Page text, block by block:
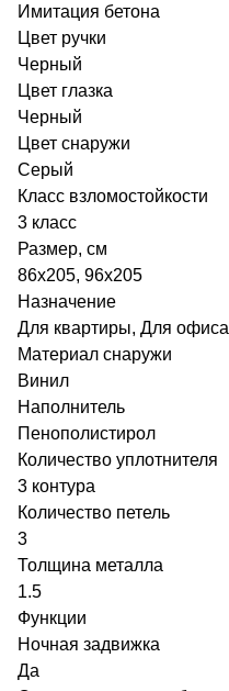
Имитация бетона
Цвет ручки
Черный
Цвет глазка
Черный
Цвет снаружи
Серый
Класс взломостойкости
3 класс
Размер, cм
86x205, 96x205
Назначение
Для квартиры, Для офиса
Материал снаружи
Винил
Наполнитель
Пенополистирол
Количество уплотнителя
3 контура
Количество петель
3
Толщина металла
1.5
Функции
Ночная задвижка
Да